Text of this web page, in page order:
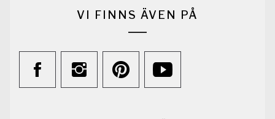
VI FINNS ÄVEN PÅ